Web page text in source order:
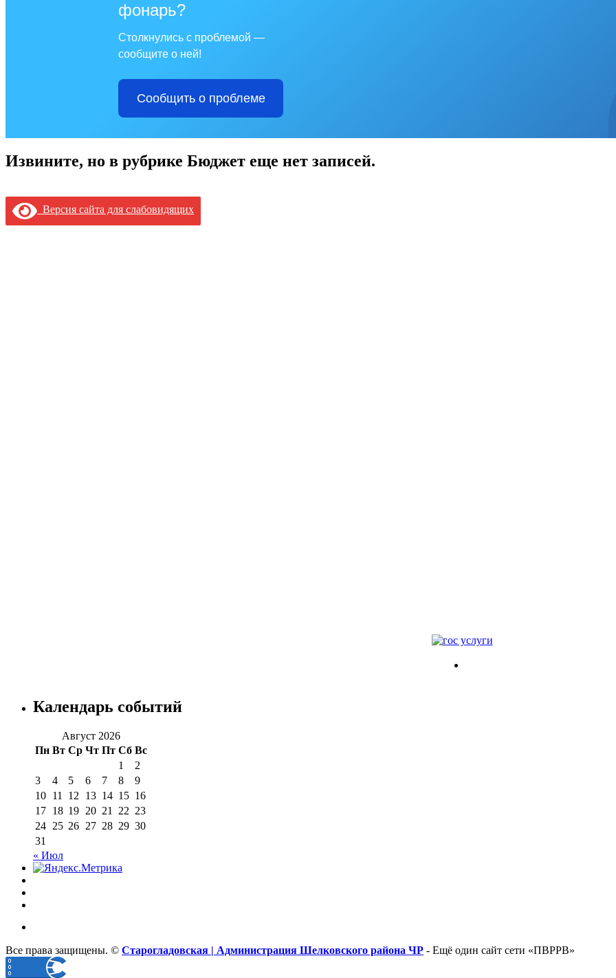
фонарь?
Столкнулись с проблемой —
сообщите о ней!
Сообщить о проблеме
Извините, но в рубрике Бюджет еще нет записей.
Версия сайта для слабовидящих
Календарь событий
Август 2026
Пн Вт Ср Чт Пт Сб Вс
1
2
3
4 5 6 7 8
9
10 11 12 13 14 15 16
17 18 19 20 21 22 23
24 25 26 27 28 29 30
31
« Июл
Все права защищены. © Старогладовская | Администрация Шелковского района ЧР - Ещё один сайт сети «ПВРРВ»